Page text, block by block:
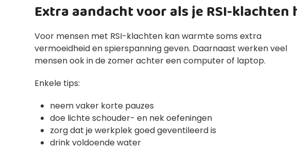
Extra aandacht voor als je RSI-
Voor mensen met RSI-klachten kan warmte soms extra
vermoeidheid en spierspanning geven. Daarnaast werken veel
mensen ook in de zomer achter een computer of laptop.
Enkele tips:
neem vaker korte pauzes
doe lichte schouder- en nek oefeningen
zorg dat je werkplek goed geventileerd is
drink voldoende water